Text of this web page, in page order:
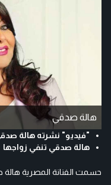
هالة صدقي
"فيديو" نشرته هالة
هالة صدقي تنفي زواجها
حسمت الفنانة المصرية